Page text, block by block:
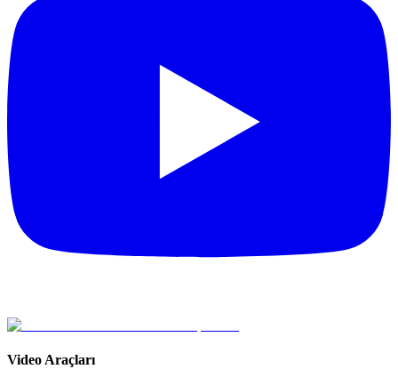
Video Araçları